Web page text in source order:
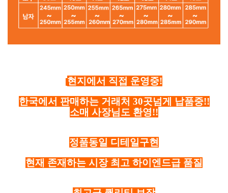
현지에서 직접 운영중!
한국에서 판매하는 거래처 30곳넘게 납품중!!
소매 사장님도 환영!!
정품동일 디테일구현
현재 존재하는 시장 최고 하이엔드급 품질